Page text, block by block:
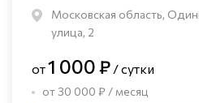
Московская область,
улица, 2
от1 000 ₽ / сутки
от 30 000 ₽ / месяц